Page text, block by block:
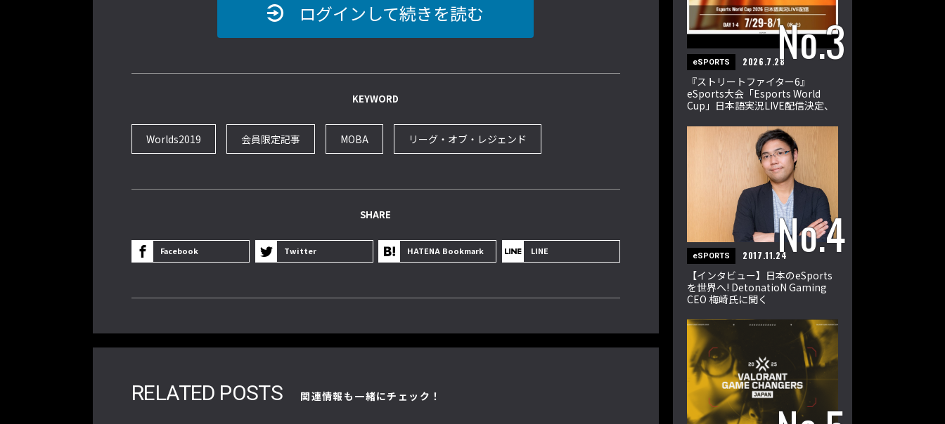
ログインして続きを読む
KEYWORD
Worlds2019 会員限定記事 MOBA リーグ・オブ・レジェンド
SHARE
Facebook Twitter HATENA Bookmark LINE
RELATED POSTS 関連情報も一緒にチェック！
eSPORTS 2026.7.28
『ストリートファイター6』
eSports大会「Esports World
Cup」日本語実況LIVE配信決定、
eSPORTS 2017.11.24
【インタビュー】日本のeSports
を世界へ! DetonatioN Gaming
CEO 梅崎氏に聞く